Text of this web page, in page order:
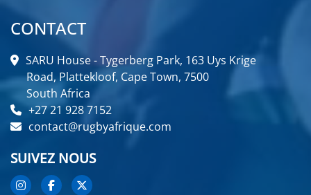
CONTACT
SARU House - Tygerberg Park, 163 Uys Krige
Road, Plattekloof, Cape Town, 7500
South Africa
+27 21 928 7152
contact@rugbyafrique.com
SUIVEZ NOUS